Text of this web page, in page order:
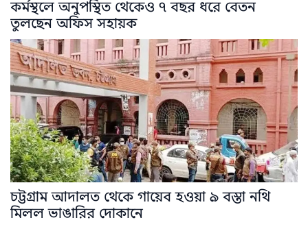
কর্মস্থলে অনুপস্থিত থেকেও ৭ বছর ধরে বেতন
তুলছেন অফিস সহায়ক
চট্টগ্রাম আদালত থেকে গায়েব হওয়া ৯ বস্তা নথি
মিলল ভাঙারির দোকানে